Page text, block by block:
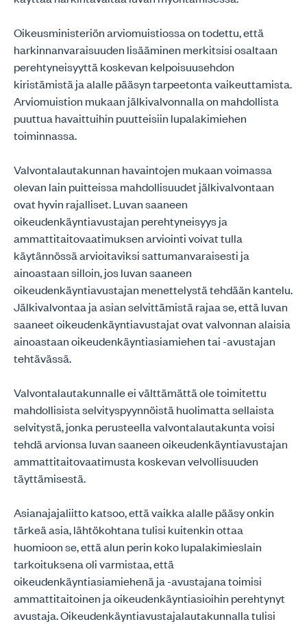
Oikeusministeriön arviomuistiossa on todettu, että
harkinnanvaraisuuden lisääminen merkitsisi osaltaan
perehtyneisyyttä koskevan kelpoisuusehdon
kiristämistä ja alalle pääsyn tarpeetonta vaikeuttamista.
Arviomuistion mukaan jälkivalvonnalla on mahdollista
puuttua havaittuihin puutteisiin lupalakimiehen
toiminnassa.
Valvontalautakunnan havaintojen mukaan voimassa
olevan lain puitteissa mahdollisuudet jälkivalvontaan
ovat hyvin rajalliset. Luvan saaneen
oikeudenkäyntiavustajan perehtyneisyys ja
ammattitaitovaatimuksen arviointi voivat tulla
käytännössä arvioitaviksi sattumanvaraisesti ja
ainoastaan silloin, jos luvan saaneen
oikeudenkäyntiavustajan menettelystä tehdään kantelu.
Jälkivalvontaa ja asian selvittämistä rajaa se, että luvan
saaneet oikeudenkäyntiavustajat ovat valvonnan alaisia
ainoastaan oikeudenkäyntiasiamiehen tai -avustajan
tehtävässä.
Valvontalautakunnalle ei välttämättä ole toimitettu
mahdollisista selvityspyynnöistä huolimatta sellaista
selvitystä, jonka perusteella valvontalautakunta voisi
tehdä arvionsa luvan saaneen oikeudenkäyntiavustajan
ammattitaitovaatimusta koskevan velvollisuuden
täyttämisestä.
Asianajajaliitto katsoo, että vaikka alalle pääsy onkin
tärkeä asia, lähtökohtana tulisi kuitenkin ottaa
huomioon se, että alun perin koko lupalakimieslain
tarkoituksena oli varmistaa, että
oikeudenkäyntiasiamiehenä ja -avustajana toimisi
ammattitaitoinen ja oikeudenkäyntiasioihin perehtynyt
avustaja. Oikeudenkäyntiavustajalautakunnalla tulisi